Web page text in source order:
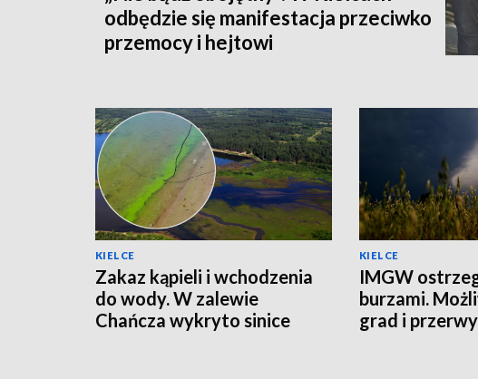
odbędzie się manifestacja przeciwko
przemocy i hejtowi
KIELCE
Zakaz kąpieli i wchodzenia
do wody. W zalewie
Chańcza wykryto sinice
KIELCE
IMGW
burzami.
grad i